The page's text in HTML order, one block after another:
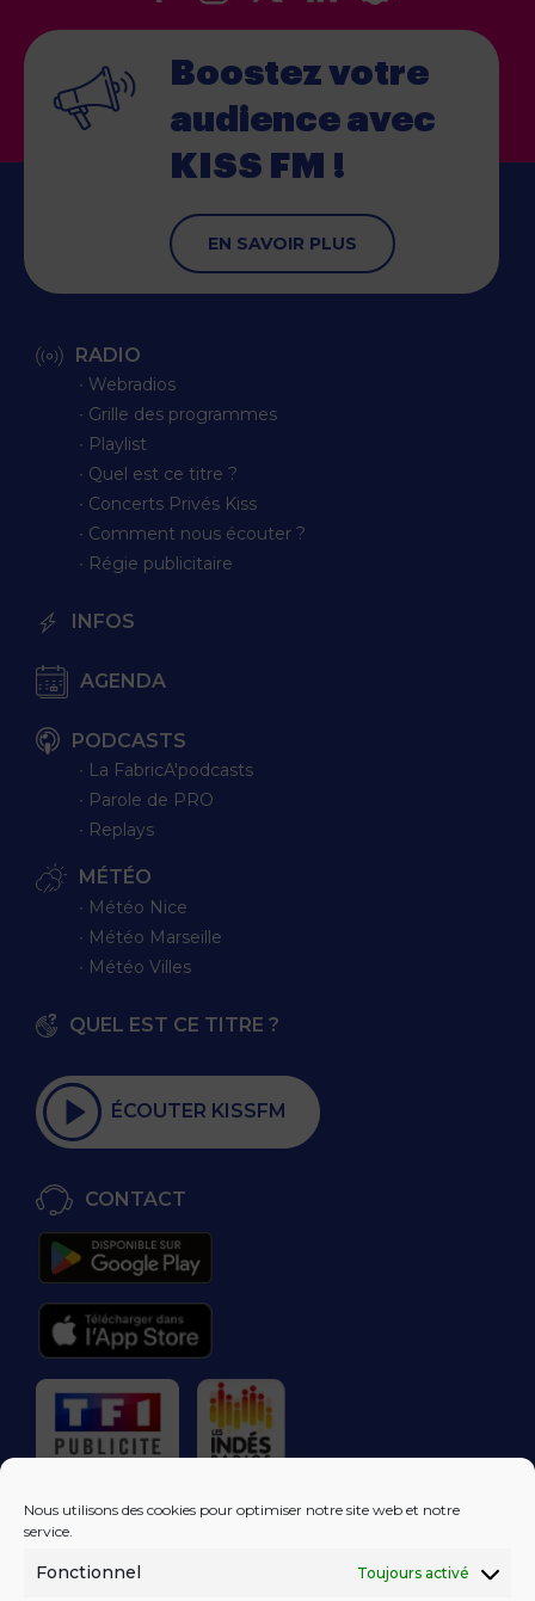
Nous utilisons des cookies pour optimiser notre site web et notre
service.
Fonctionnel Toujours activé
Boostez votre
audience avec
KISS FM !
EN SAVOIR PLUS
RADIO
∙ Webradios
∙ Grille des programmes
∙ Playlist
∙ Quel est ce titre ?
∙ Concerts Privés Kiss
∙ Comment nous écouter ?
∙ Régie publicitaire
INFOS
AGENDA
PODCASTS
∙ La FabricA'podcasts
∙ Parole de PRO
∙ Replays
MÉTÉO
∙ Météo Nice
∙ Météo Marseille
∙ Météo Villes
QUEL EST CE TITRE ?
ÉCOUTER KISSFM
CONTACT
RÉGIE PUBLICITAIRE
LES EXCLUS
DANS VOTRE